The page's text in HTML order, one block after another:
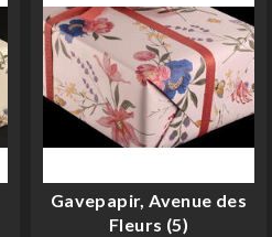
Gavepapir, Avenue des
Fleurs (5)